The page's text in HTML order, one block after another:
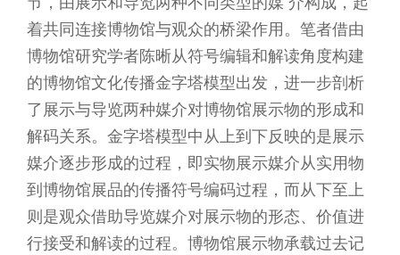
着共同连接博物馆与观众的桥梁作用。笔者借由
博物馆研究学者陈晰从符号编辑和解读角度构建
的博物馆文化传播金字塔模型出发，进一步剖析
了展示与导览两种媒介对博物馆展示物的形成和
解码关系。金字塔模型中从上到下反映的是展示
媒介逐步形成的过程，即实物展示媒介从实用物
到博物馆展品的传播符号编码过程，而从下至上
则是观众借助导览媒介对展示物的形态、价值进
行接受和解读的过程。博物馆展示物承载过去记